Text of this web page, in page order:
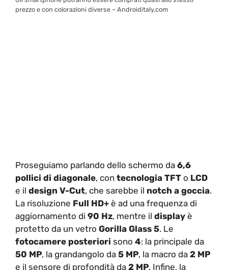
prezzo e con colorazioni diverse – Androiditaly.com
Proseguiamo parlando dello schermo da 6,6
pollici di diagonale, con tecnologia TFT o LCD
e il design V-Cut, che sarebbe il notch a goccia.
La risoluzione Full HD+ è ad una frequenza di
aggiornamento di 90 Hz, mentre il display è
protetto da un vetro Gorilla Glass 5. Le
fotocamere posteriori sono 4: la principale da
50 MP, la grandangolo da 5 MP, la macro da 2 MP
e il sensore di profondità da 2 MP. Infine, la